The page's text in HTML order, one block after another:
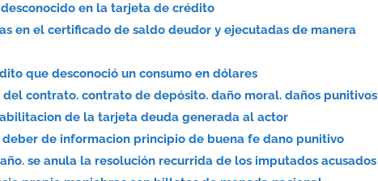
en la tarjeta de crédito
en el certificado de saldo deudor y ejecutadas de manera
que desconoció un consumo en dólares
contrato. contrato de depósito. daño moral. daños punitivos
de la tarjeta deuda generada al actor
de informacion principio de buena fe dano punitivo
se anula la resolución recurrida de los imputados acusados